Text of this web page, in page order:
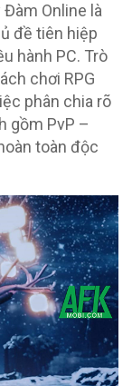
Online là
đề tiên hiệp
hành PC. Trò
chơi RPG
phân chia rõ
gồm PvP –
toàn độc